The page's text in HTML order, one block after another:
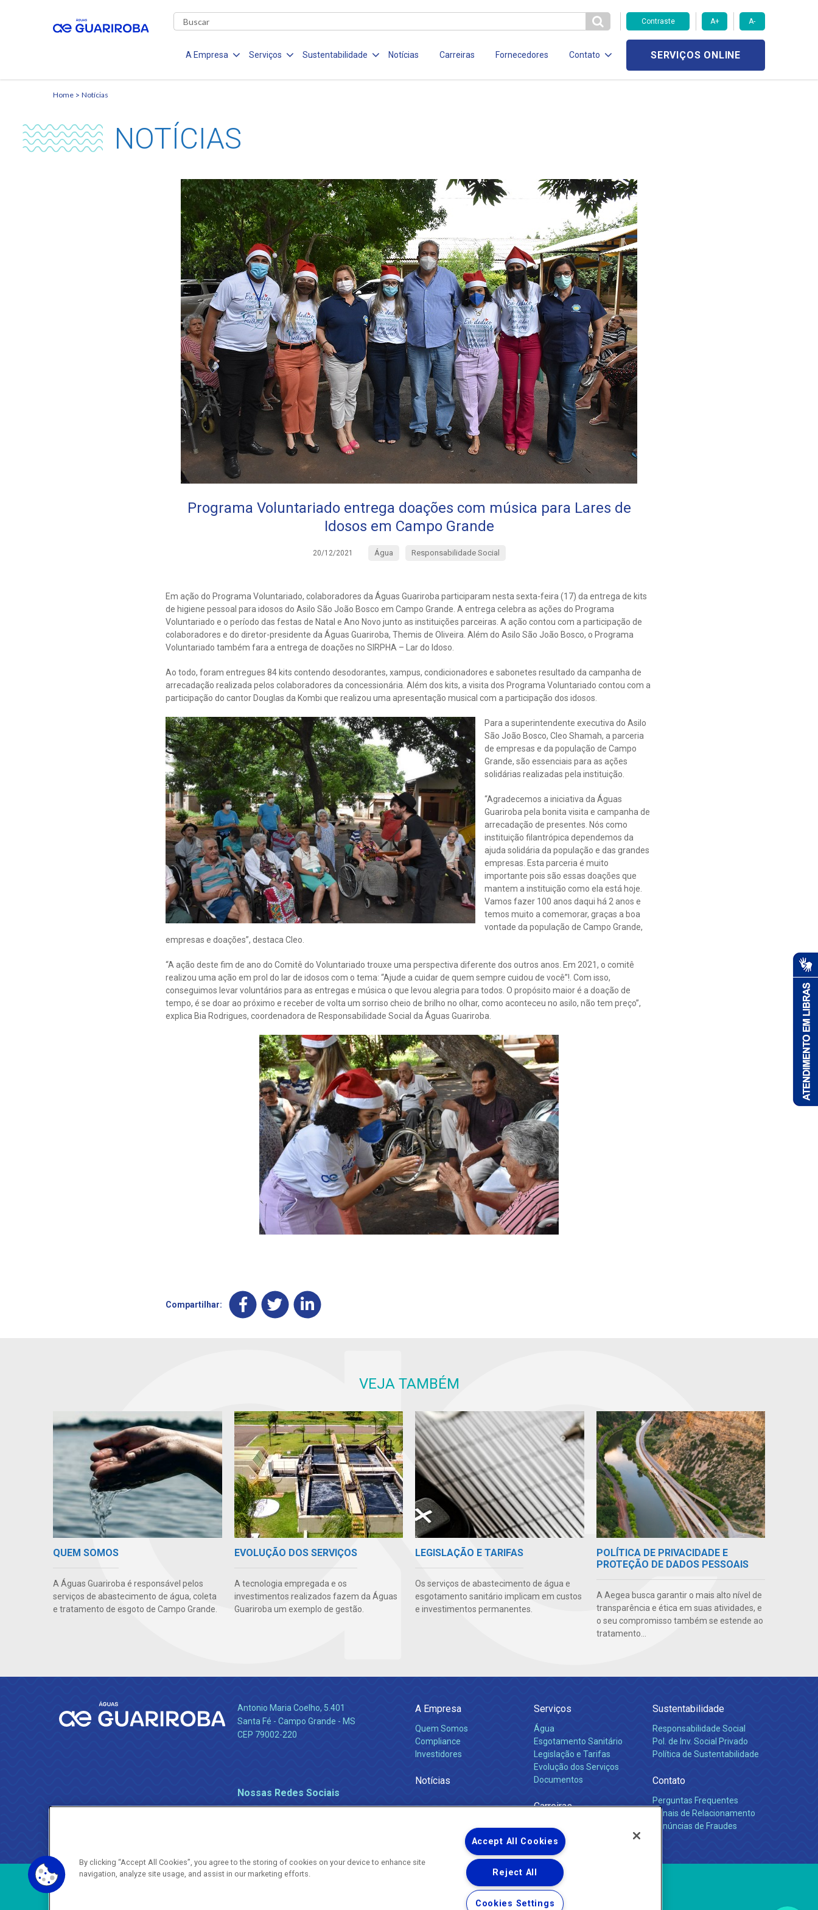
Contraste A+ A-
A Empresa Serviços Sustentabilidade Notícias Carreiras Fornecedores Contato SERVIÇOS ONLINE
Home Notícias
NOTÍCIAS
Programa Voluntariado entrega doações com música para Lares de
Idosos em Campo Grande
20/12/2021 Água Responsabilidade Social
Em ação do Programa Voluntariado, colaboradores da Águas Guariroba participaram nesta sexta-feira (17) da entrega de kits
de higiene pessoal para idosos do Asilo São João Bosco em Campo Grande. A entrega celebra as ações do Programa
Voluntariado e o período das festas de Natal e Ano Novo junto as instituições parceiras. A ação contou com a participação de
colaboradores e do diretor-presidente da Águas Guariroba, Themis de Oliveira. Além do Asilo São João Bosco, o Programa
Voluntariado também fara a entrega de doações no SIRPHA – Lar do Idoso.
Ao todo, foram entregues 84 kits contendo desodorantes, xampus, condicionadores e sabonetes resultado da campanha de
arrecadação realizada pelos colaboradores da concessionária. Além dos kits, a visita dos Programa Voluntariado contou com a
participação do cantor Douglas da Kombi que realizou uma apresentação musical com a participação dos idosos.
Para a superintendente executiva do Asilo
São João Bosco, Cleo Shamah, a parceria
de empresas e da população de Campo
Grande, são essenciais para as ações
solidárias realizadas pela instituição.
“Agradecemos a iniciativa da Águas
Guariroba pela bonita visita e campanha de
arrecadação de presentes. Nós como
instituição filantrópica dependemos da
ajuda solidária da população e das grandes
empresas. Esta parceria é muito
importante pois são essas doações que
mantem a instituição como ela está hoje.
Vamos fazer 100 anos daqui há 2 anos e
temos muito a comemorar, graças a boa
vontade da população de Campo Grande,
empresas e doações”, destaca Cleo.
“A ação deste fim de ano do Comitê do Voluntariado trouxe uma perspectiva diferente dos outros anos. Em 2021, o comitê
realizou uma ação em prol do lar de idosos com o tema: “Ajude a cuidar de quem sempre cuidou de você”!. Com isso,
conseguimos levar voluntários para as entregas e música o que levou alegria para todos. O propósito maior é a doação de
tempo, é se doar ao próximo e receber de volta um sorriso cheio de brilho no olhar, como aconteceu no asilo, não tem preço”,
explica Bia Rodrigues, coordenadora de Responsabilidade Social da Águas Guariroba.
Compartilhar:
VEJA TAMBÉM
QUEM SOMOS
A Águas Guariroba é responsável pelos
serviços de abastecimento de água, coleta
e tratamento de esgoto de Campo Grande.
EVOLUÇÃO DOS SERVIÇOS
A tecnologia empregada e os
investimentos realizados fazem da Águas
Guariroba um exemplo de gestão.
LEGISLAÇÃO E TARIFAS
Os serviços de abastecimento de água e
esgotamento sanitário implicam em custos
e investimentos permanentes.
POLÍTICA DE PRIVACIDADE E
PROTEÇÃO DE DADOS PESSOAIS
A Aegea busca garantir o mais alto nível de
transparência e ética em suas atividades, e
o seu compromisso também se estende ao
tratamento...
Antonio Maria Coelho, 5.401
Santa Fé - Campo Grande - MS
CEP 79002-220
Nossas Redes Sociais
A Empresa
Quem Somos
Compliance
Investidores
Notícias
Serviços
Água
Esgotamento Sanitário
Legislação e Tarifas
Evolução dos Serviços
Documentos
Carreiras
Sustentabilidade
Responsabilidade Social
Pol. de Inv. Social Privado
Política de Sustentabilidade
Contato
Perguntas Frequentes
Canais de Relacionamento
Denúncias de Fraudes
Copyright ® 2026 - Todos os Direitos Reservados.
By clicking “Accept All Cookies”, you agree to the storing of cookies on your device to enhance site
navigation, analyze site usage, and assist in our marketing efforts.
Accept All Cookies
Reject All
Cookies Settings